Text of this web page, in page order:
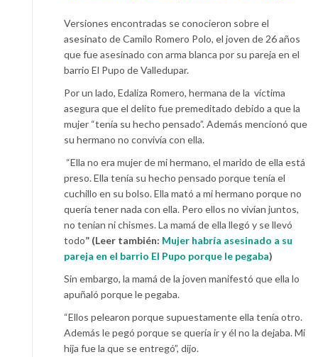
Versiones encontradas se conocieron sobre el
asesinato de Camilo Romero Polo, el joven de 26 años
que fue asesinado con arma blanca por su pareja en el
barrio El Pupo de Valledupar.
Por un lado, Edaliza Romero, hermana de la víctima
asegura que el delito fue premeditado debido a que la
mujer “tenía su hecho pensado”. Además mencionó que
su hermano no convivía con ella.
“Ella no era mujer de mi hermano, el marido de ella está
preso. Ella tenía su hecho pensado porque tenía el
cuchillo en su bolso. Ella mató a mi hermano porque no
quería tener nada con ella. Pero ellos no vivían juntos,
no tenían ni chismes. La mamá de ella llegó y se llevó
todo” (Leer también: Mujer habría asesinado a su
pareja en el barrio El Pupo porque le pegaba)
Sin embargo, la mamá de la joven manifestó que ella lo
apuñaló porque le pegaba.
“Ellos pelearon porque supuestamente ella tenía otro.
Además le pegó porque se quería ir y él no la dejaba. Mi
hija fue la que se entregó”, dijo.